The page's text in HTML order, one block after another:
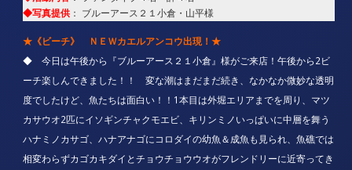
◆写真提供： ブルーアース２１小倉・山平様
★《ビーチ》 ＮＥＷカエルアンコウ出現！★
◆ 今日は午後から『ブルーアース２１小倉』様がご来店！午後から2ビ
ーチ楽しんできました！！ 変な潮はまだまだ続き、なかなか微妙な透明
度でしたけど、魚たちは面白い！！1本目は外堀エリアまでを周り、マツ
カサウオ2匹にイソギンチャクモエビ、キリンミノいっぱいに中層を舞う
ハナミノカサゴ、ハナアナゴにコロダイの幼魚＆成魚も見られ、魚礁では
相変わらずカゴカキダイとチョウチョウウオがフレンドリーに近寄ってき